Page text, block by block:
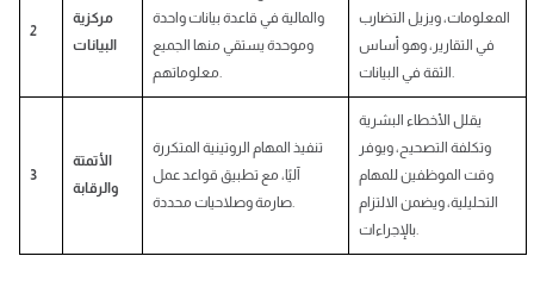
2
مركزية
والمالية في قاعدة بيانات واحدة
وموحدة يستقي منها الجميع
المعلومات، ويزيل التضارب
في التقارير، وهو أساس
3
الأتمتة
تنفيذ المهام الروتينية المتكررة
آليًا، مع تطبيق قواعد عمل
يقلل الأخطاء البشرية
وتكلفة التصحيح، ويوفر
وقت الموظفين للمهام
التحليلية، ويضمن الالتزام